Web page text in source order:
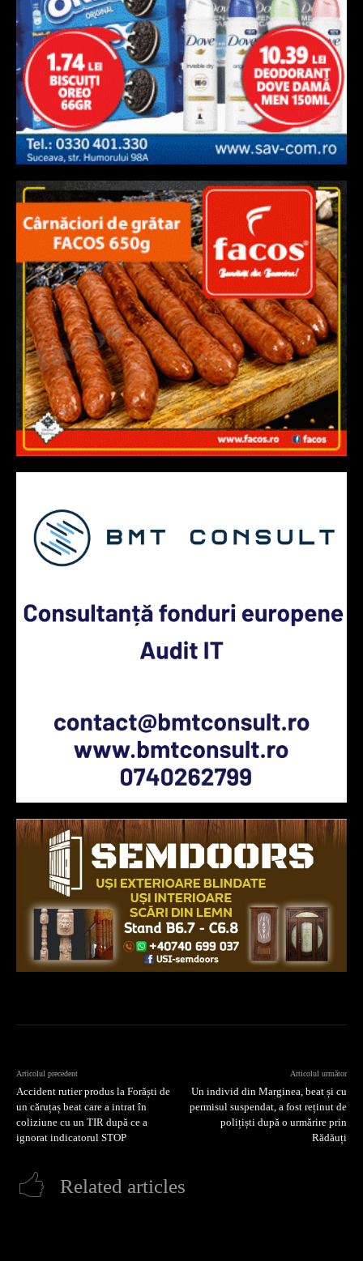
Articolul precedent
Accident rutier produs la Forăști de
un căruțaș beat care a intrat în
coliziune cu un TIR după ce a
ignorat indicatorul STOP
Articolul următor
Un individ din Marginea, beat și cu
permisul suspendat, a fost reținut de
polițiști după o urmărire prin
Rădăuți
Related articles